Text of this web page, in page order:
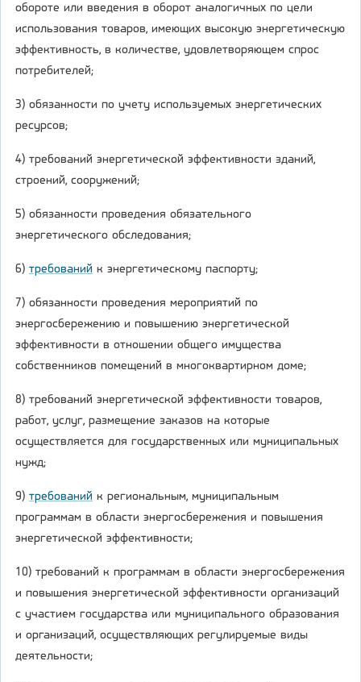
обороте или введения в оборот аналогичных по цели
использования товаров, имеющих высокую энергетическую
эффективность, в количестве, удовлетворяющем спрос
потребителей;
3) обязанности по учету используемых энергетических
ресурсов;
4) требований энергетической эффективности зданий,
строений, сооружений;
5) обязанности проведения обязательного
энергетического обследования;
6) требований к энергетическому паспорту;
7) обязанности проведения мероприятий по
энергосбережению и повышению энергетической
эффективности в отношении общего имущества
собственников помещений в многоквартирном доме;
8) требований энергетической эффективности товаров,
работ, услуг, размещение заказов на которые
осуществляется для государственных или муниципальных
нужд;
9) требований к региональным, муниципальным
программам в области энергосбережения и повышения
энергетической эффективности;
10) требований к программам в области энергосбережения
и повышения энергетической эффективности организаций
с участием государства или муниципального образования
и организаций, осуществляющих регулируемые виды
деятельности;